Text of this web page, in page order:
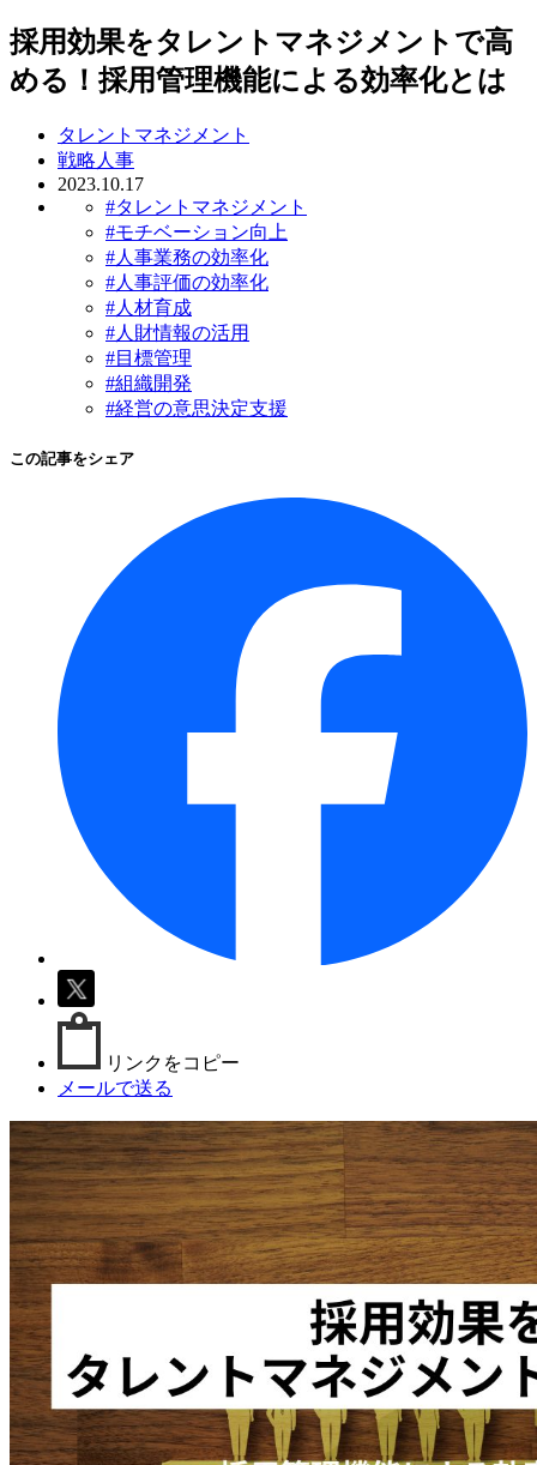
採用効果をタレントマネジメントで高
める！採用管理機能による効率化とは
タレントマネジメント
戦略人事
2023.10.17
#タレントマネジメント
#モチベーション向上
#人事業務の効率化
#人事評価の効率化
#人材育成
#人財情報の活用
#目標管理
#組織開発
#経営の意思決定支援
この記事をシェア
リンクをコピー
メールで送る